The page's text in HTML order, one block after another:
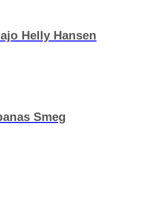
Helly Hansen
Smeg